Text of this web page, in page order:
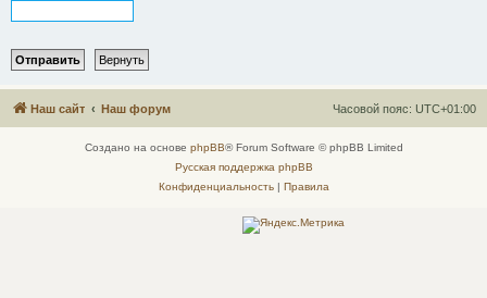
Наш сайт Наш форум Часовой пояс: UTC+01:00
Создано на основе phpBB® Forum Software © phpBB Limited
Русская поддержка phpBB
Конфиденциальность| Правила